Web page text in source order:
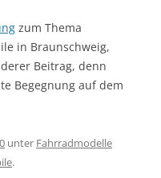
zum Thema
in Braunschweig,
Beitrag, denn
Begegnung auf dem
unter Fahrradmodelle
.